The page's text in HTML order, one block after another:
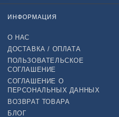
ИНФОРМАЦИЯ
О НАС
ДОСТАВКА / ОПЛАТА
ПОЛЬЗОВАТЕЛЬСКОЕ
СОГЛАШЕНИЕ
СОГЛАШЕНИЕ О
ПЕРСОНАЛЬНЫХ ДАННЫХ
ВОЗВРАТ ТОВАРА
БЛОГ